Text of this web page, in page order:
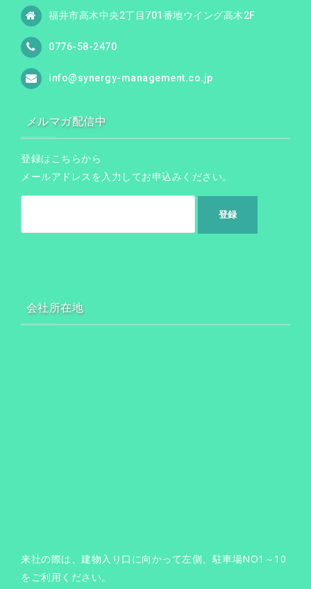
福井市高木中央2丁目701番地ウイング高木2F
0776-58-2470
info@synergy-management.co.jp
メルマガ配信中
登録はこちらから
メールアドレスを入力してお申込みください。
会社所在地
来社の際は、建物入り口に向かって左側、駐車場NO1～10
をご利用ください。